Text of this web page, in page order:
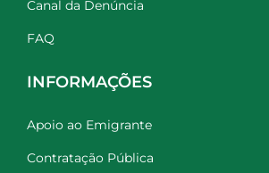
Canal da Denúncia
FAQ
INFORMAÇÕES
Apoio ao Emigrante
Contratação Pública